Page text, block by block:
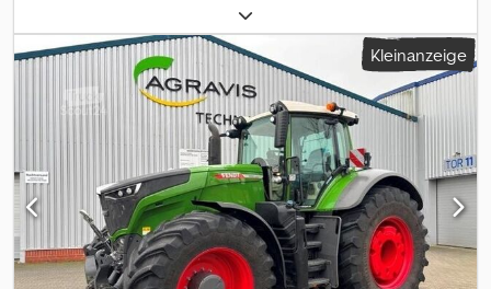
1.600 mm
Gesamtlänge:2.100 mm, Gesamtbreite:1.100 mm, = Weitere
Optionen und Zubehör = - Sideshift = Anmerkungen = MACHINE:
Forklift BRAND: Toyota MODEL: 8FBET18 CONSTRUCTION YEAR:
2015 ENGINE: Electric TRANSMISSION: Automatic MAST: 3 stages,
free lift ATTACHMENT: Sideshift CAPACITY: 1800kg Chjdeuux Iyjpfx
Alxea LIFTING HEIGHT: 4700mm CLOSED MAST: 2130mm
HYDRAULIC VALVES: 3x FORKS: Yes, 1600mm TIRES TYPE: Solid,
good = Weitere Informationen = Baujahr: 2015 Leergewicht: 3.585
kg Hubkapazität: 1.800 kg Bauhöhe: 2.130 mm Technischer
Zustand: gut Optischer Zustand: gut Preis: Auf Anfrage
Kleinanzeige